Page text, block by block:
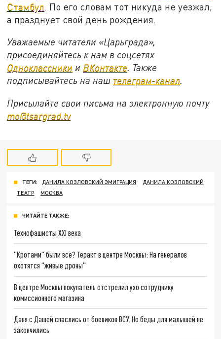
Стамбул . По его словам тот никуда не уезжал,
а празднует свой день рождения.
Уважаемые читатели «Царьграда»,
присоединяйтесь к нам в соцсетях
Одноклассники и ВКонтакте. Также
подписывайтесь на наш телеграм-канал.
Присылайте свои письма на электронную почту
mo@tsargrad.tv
ТЕГИ: ДАНИЛА КОЗЛОВСКИЙ ЭМИГРАЦИЯ
ДАНИЛА КОЗЛОВСКИЙ
ТЕАТР
МОСКВА
ЧИТАЙТЕ ТАКЖЕ:
Технофашисты XXI века
"Кротами" были все? Теракт в центре Москвы: На генералов
охотятся "живые дроны"
В центре Москвы покупатель отстрелил ухо сотруднику
комиссионного магазина
Даня с Дашей спаслись от боевиков ВСУ. Но беды для малышей не
закончились